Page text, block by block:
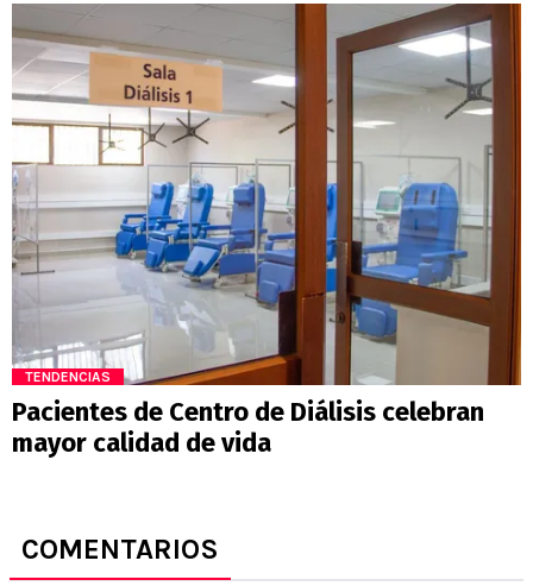
TENDENCIAS
Pacientes de Centro de Diálisis celebran
mayor calidad de vida
COMENTARIOS